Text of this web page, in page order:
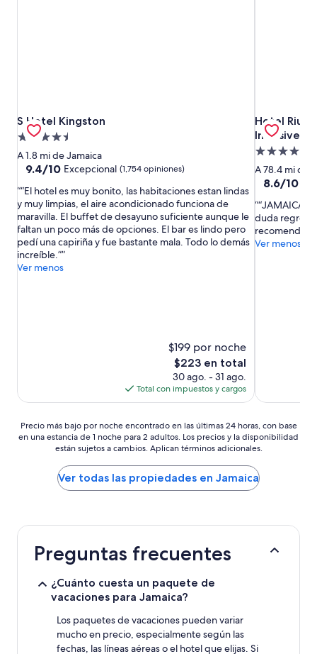
S Hotel Kingston
S Hotel Kingston
Propiedad
de
4.5
A 1.8 mi de Jamaica
9.4
10,
Excepcional,
(1,754
opiniones)
9.4/10 Excepcional (1,754 opiniones)
“El hotel es muy bonito, las habitaciones estan lindas
y muy limpias, el aire acondicionado funciona de
maravilla. El buffet de desayuno suficiente aunque le
faltan un poco más de opciones. El bar es lindo pero
pedí una capiriña y fue bastante mala. Todo lo demás
increíble.”
Ver menos
$199 por noche
El
precio
actual
es
$223
$223 en total
30 ago. - 31 ago.
Total con impuestos y cargos
Hotel Riu
Inclusive
Hotel Riu
Propiedad
de
4.0
A 78.4 mi de
8.6
10,
Excelente,
(5,424
opiniones)
8.6/10
“JAMAICA
duda
Ver menos
Precio
más
encontrado
últimas
horas,
Precio más bajo por noche encontrado en las últimas 24 horas, con base
en una estancia de 1 noche para 2 adultos. Los precios y la disponibilidad
están sujetos a cambios. Aplican términos adicionales.
Ver todas las propiedades en Jamaica
Preguntas frecuentes
¿Cuánto cuesta un paquete de
vacaciones para Jamaica?
Los paquetes de vacaciones pueden variar
mucho en precio, especialmente según las
fechas, las líneas aéreas o el hotel que elijas. Si